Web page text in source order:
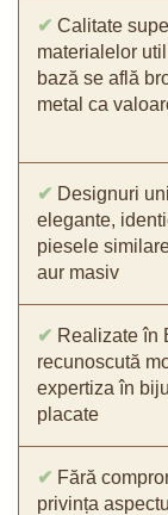
✔ Calitate
materialelor
bază se află
metal ca
✔ Designuri
elegante,
piesele
aur masiv
✔ Realizate în
recunoscută
expertiza în
placate
✔ Fără
privința